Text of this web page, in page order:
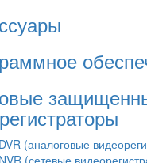
(аналоговые